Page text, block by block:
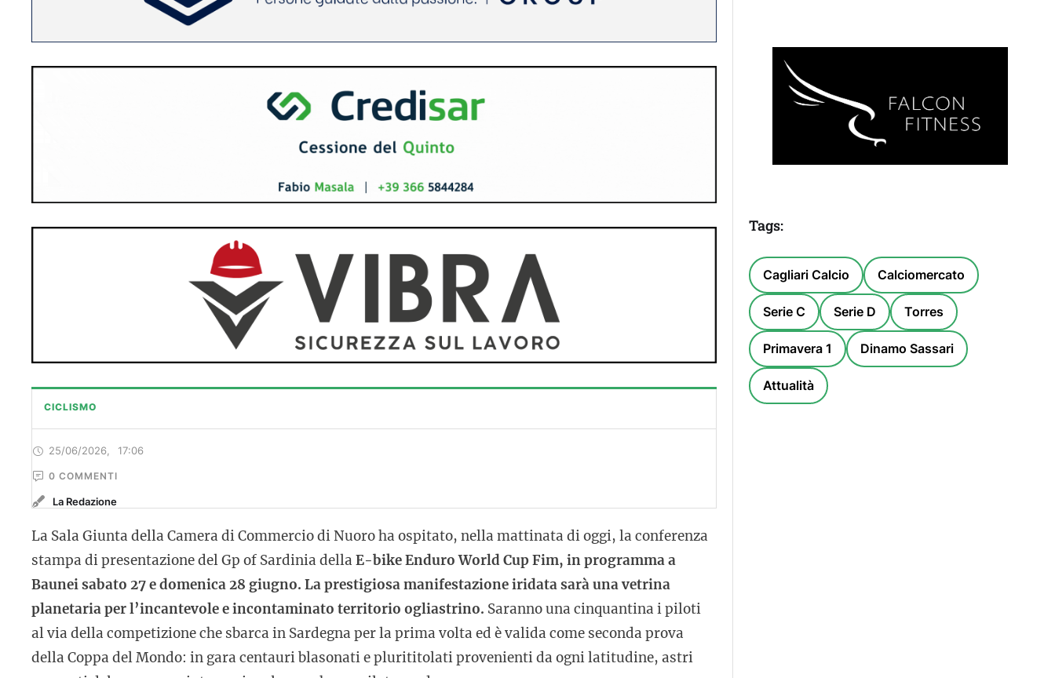
CICLISMO
25/06/2026, 17:06
0 COMMENTI
La Redazione
La Sala Giunta della Camera di Commercio di Nuoro ha ospitato, nella mattinata di oggi, la conferenza
stampa di presentazione del Gp of Sardinia della E-bike Enduro World Cup Fim, in programma a
Baunei sabato 27 e domenica 28 giugno. La prestigiosa manifestazione iridata sarà una vetrina
planetaria per l’incantevole e incontaminato territorio ogliastrino. Saranno una cinquantina i piloti
al via della competizione che sbarca in Sardegna per la prima volta ed è valida come seconda prova
della Coppa del Mondo: in gara centauri blasonati e plurititolati provenienti da ogni latitudine, astri
Tags:
Cagliari Calcio Calciomercato
Serie C Serie D Torres
Primavera 1 Dinamo Sassari
Attualità